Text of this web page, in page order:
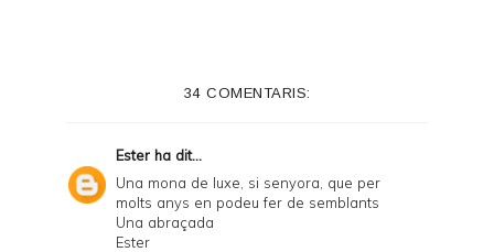
34 COMENTARIS:
Ester ha dit...
Una mona de luxe, si senyora, que per
molts anys en podeu fer de semblants
Una abraçada
Ester